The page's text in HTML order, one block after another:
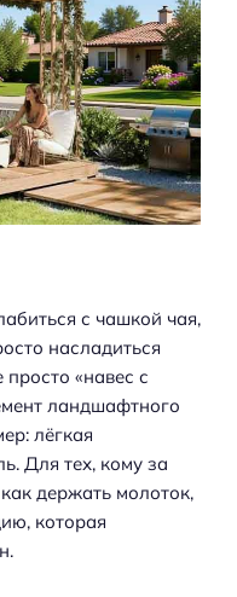
с чашкой чая,
насладиться
«навес с
ландшафтного
лёгкая
Для тех, кому за
держать молоток,
которая